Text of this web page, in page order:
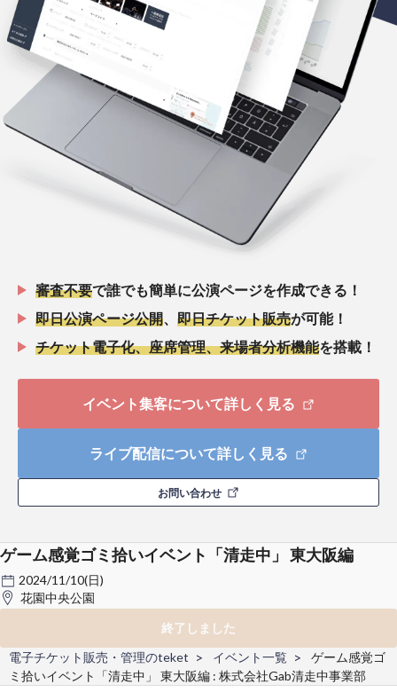
審査不要で誰でも簡単に公演ページを作成できる！
即日公演ページ公開
即日チケット販売が可能！
チケット電子化、座席管理、来場者分析機能を搭載！
イベント集客について詳しく見る
ライブ配信について詳しく見る
お問い合わせ
ゲーム感覚ゴミ拾いイベント「清走中」 東大阪編
2024/11/10(日)
花園中央公園
終了しました
電子チケット販売・管理のteket
イベント一覧
ゲーム感覚ゴ
ミ拾いイベント「清走中」 東大阪編 : 株式会社Gab清走中事業部